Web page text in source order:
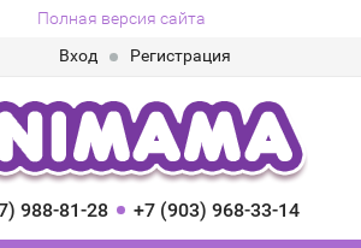
Полная версия сайта
Вход
Регистрация
988-81-28 +7 (903) 968-33-14